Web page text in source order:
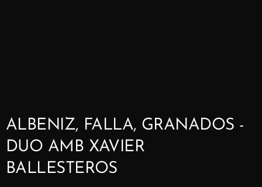
ALBENIZ, FALLA, GRANADOS -
DUO AMB XAVIER
BALLESTEROS